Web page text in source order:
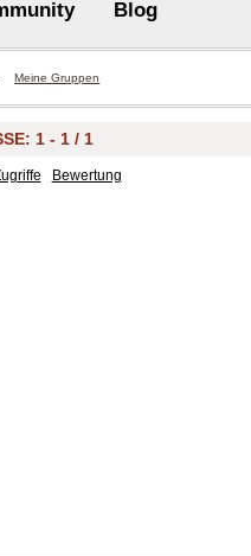
Blog
Meine Gruppen
1 - 1 / 1
Bewertung